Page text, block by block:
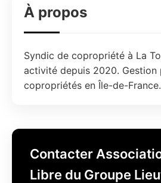
À propos
Syndic de copropriété à La
activité depuis 2020. Gestion
copropriétés en Île-de-France.
Contacter
Libre du Groupe